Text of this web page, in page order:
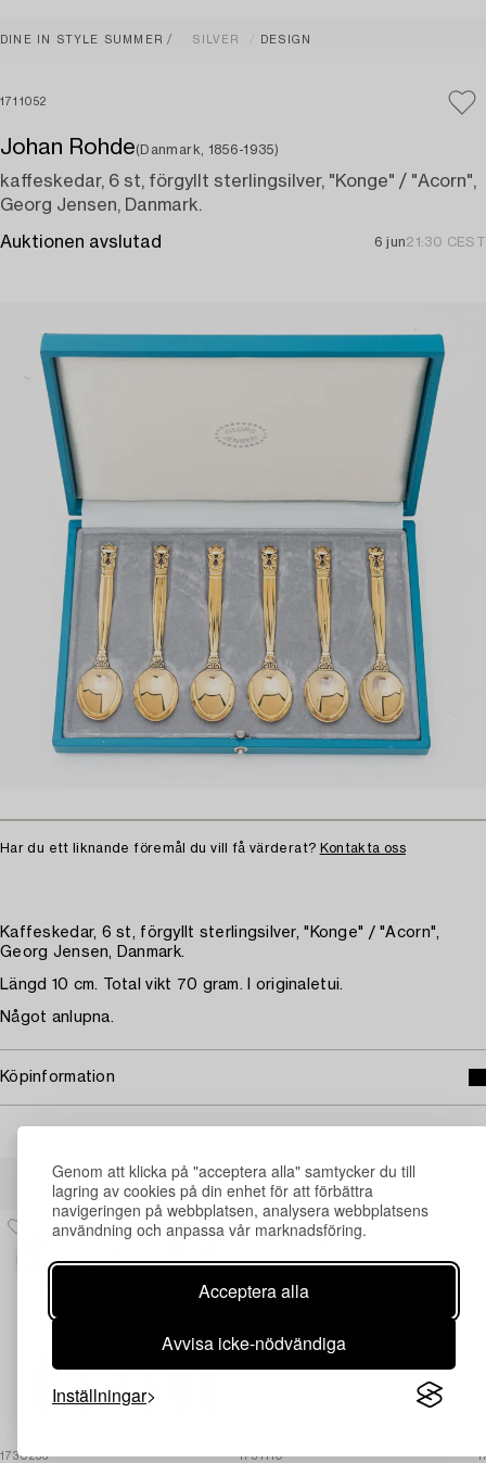
Genom att klicka på "acceptera alla" samtycker du till
lagring av cookies på din enhet för att förbättra
navigeringen på webbplatsen, analysera webbplatsens
användning och anpassa vår marknadsföring.
Acceptera alla
Avvisa icke-nödvändiga
Inställningar
DINE IN STYLE SUMMER SILVER DESIGN
1711052
Johan Rohde(Danmark, 1856-1935)
kaffeskedar, 6 st, förgyllt sterlingsilver, "Konge" / "Acorn",
Georg Jensen, Danmark.
Auktionen avslutad 6 jun21:30 CEST
Har du ett liknande föremål du vill få värderat? Kontakta oss
Kaffeskedar, 6 st, förgyllt sterlingsilver, "Konge" / "Acorn",
Georg Jensen, Danmark.
Längd 10 cm. Total vikt 70 gram. I originaletui.
Något anlupna.
Köpinformation
Andra har även tittat på
1730236 1731110